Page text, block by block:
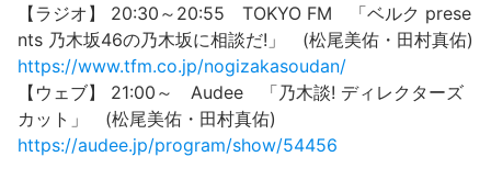
【ラジオ】 20:30～20:55 TOKYO FM 「ベルク prese
nts 乃木坂46の乃木坂に相談だ!」 (松尾美佑・田村真佑)
https://www.tfm.co.jp/nogizakasoudan/
【ウェブ】 21:00～ Audee 「乃木談! ディレクターズ
カット」 (松尾美佑・田村真佑)
https://audee.jp/program/show/54456